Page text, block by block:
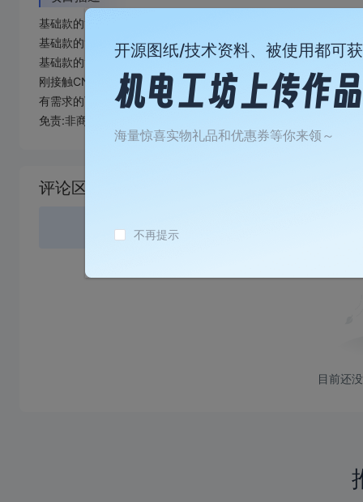
基础款的简易电烙铁支架，可使用免费打样券，需要付邮费。
基础款的简易电烙铁支架，可使用免费打样券，需要付邮费。
基础款的简易电烙铁支架，可使用免费打样券，需要付邮费。
刚接触CNC，之前大学学过，基本都忘差不了。
有需求的可以参考下，感觉我做的有问题的，可以留言给指导指
免责:非商业用途，直接下载图纸打出来不符合预期效果与本人
失
评论区
目前还
开源图纸/技术资料、被使用都可
海量惊喜实物礼品和优惠券等你来领～
不再提示